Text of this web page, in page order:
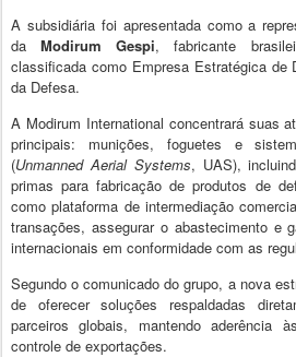
A subsidiária foi apresentada como a
daModirum Gespi, fabricante
classificada como Empresa Estratégica de
da Defesa.
A Modirum International concentrará suas
principais: munições, foguetes e
(Unmanned Aerial Systems, UAS),
primas para fabricação de produtos de
como plataforma de intermediação
transações, assegurar o abastecimento e
internacionais em conformidade com as
Segundo o comunicado do grupo, a nova
de oferecer soluções respaldadas
parceiros globais, mantendo aderência
controle de exportações.